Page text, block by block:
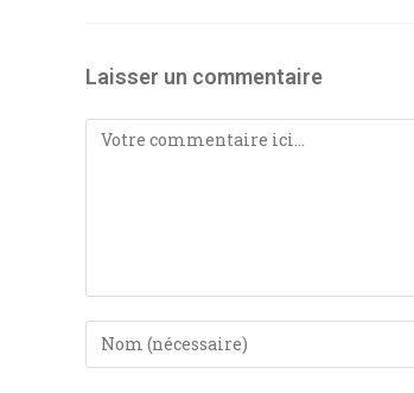
Laisser un commentaire